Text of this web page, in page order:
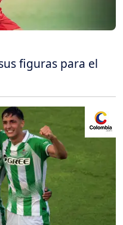
figuras para el